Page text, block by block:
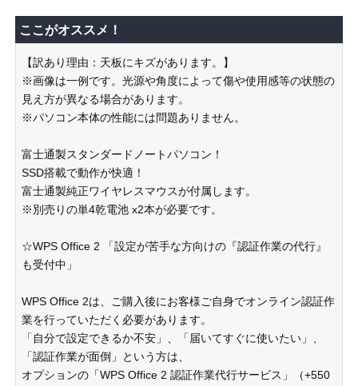
ここがオススメ！
【訳あり理由：天板にキズがあります。】
※画像は一例です。光源や角度によって傷や使用感等の状態の
見え方が異なる場合があります。
※パソコン本体の性能には問題ありません。
富士通製スタンダードノートパソコン！
SSD搭載で動作が快適！
富士通製純正ワイヤレスマウスが付属します。
※別売りの単4乾電池 x2本が必要です。
☆WPS Office 2 「設定が苦手な方向けの『認証作業の代行』
も受付中」
WPS Office 2は、ご購入後にお客様ご自身でオンライン認証作
業を行っていただく必要があります。
「自分で設定できるか不安」、「届いてすぐに使いたい」、
「認証作業が面倒」という方は、
オプションの「WPS Office 2 認証作業代行サービス」（+550